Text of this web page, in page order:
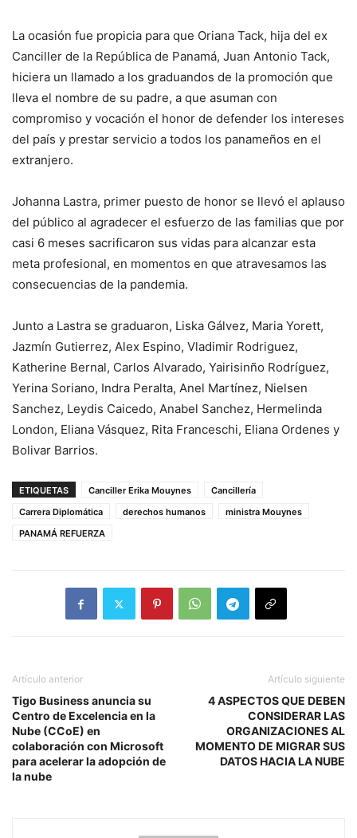
La ocasión fue propicia para que Oriana Tack, hija del ex
Canciller de la República de Panamá, Juan Antonio Tack,
hiciera un llamado a los graduandos de la promoción que
lleva el nombre de su padre, a que asuman con
compromiso y vocación el honor de defender los intereses
del país y prestar servicio a todos los panameños en el
extranjero.
Johanna Lastra, primer puesto de honor se llevó el aplauso
del público al agradecer el esfuerzo de las familias que por
casi 6 meses sacrificaron sus vidas para alcanzar esta
meta profesional, en momentos en que atravesamos las
consecuencias de la pandemia.
Junto a Lastra se graduaron, Liska Gálvez, Maria Yorett,
Jazmín Gutierrez, Alex Espino, Vladimir Rodriguez,
Katherine Bernal, Carlos Alvarado, Yairisinño Rodríguez,
Yerina Soriano, Indra Peralta, Anel Martínez, Nielsen
Sanchez, Leydis Caicedo, Anabel Sanchez, Hermelinda
London, Eliana Vásquez, Rita Franceschi, Eliana Ordenes y
Bolivar Barrios.
ETIQUETAS Canciller Erika Mouynes
Cancillería
Carrera Diplomática
derechos humanos
ministra Mouynes
PANAMÁ REFUERZA
Artículo anterior
Tigo Business anuncia su
Centro de Excelencia en la
Nube (CCoE) en
colaboración con Microsoft
para acelerar la adopción de
la nube
Artículo siguiente
4 ASPECTOS QUE DEBEN
CONSIDERAR LAS
ORGANIZACIONES AL
MOMENTO DE MIGRAR SUS
DATOS HACIA LA NUBE